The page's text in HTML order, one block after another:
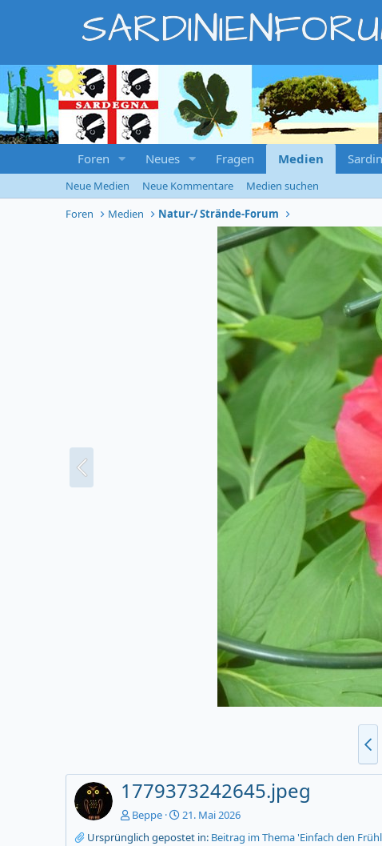
Foren Neues Fragen Medien
Neue Medien Neue Kommentare
Medien suchen
Foren
Medien Natur-/ Strände-Forum
1779373242645.jpeg
Beppe
21. Mai 2026
Ursprünglich gepostet in: Beitrag im Thema 'Einfach den